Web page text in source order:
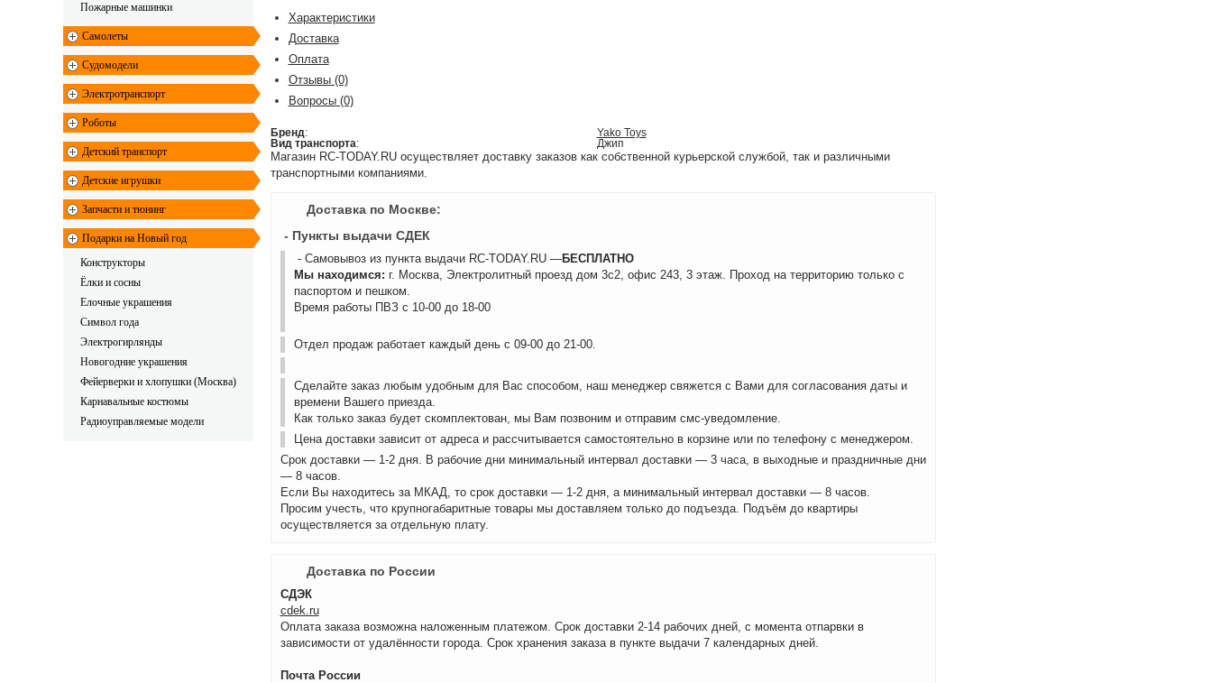
Пожарные машинки
Самолеты
Судомодели
Электротранспорт
Роботы
Детский транспорт
Детские игрушки
Запчасти и тюнинг
Подарки на Новый год
Конструкторы
Ёлки и сосны
Елочные украшения
Символ года
Электрогирлянды
Новогодние украшения
Фейерверки и хлопушки (Москва)
Карнавальные костюмы
Радиоуправляемые модели
Характеристики
Доставка
Оплата
Отзывы(0)
Вопросы(0)
Бренд:
Yako Toys
Вид транспорта: Джип
Магазин RC-TODAY.RU осуществляет доставку заказов как собственной курьерской службой, так и различными
транспортными компаниями.
Доставка по Москве:
- Пункты выдачи СДЕК
- Самовывоз из пункта выдачи RC-TODAY.RU —БЕСПЛАТНО
Мы находимся: г. Москва, Электролитный проезд дом 3с2, офис 243, 3 этаж. Проход на территорию только с
паспортом и пешком.
Время работы ПВЗ с 10-00 до 18-00
Отдел продаж работает каждый день с 09-00 до 21-00.
Сделайте заказ любым удобным для Вас способом, наш менеджер свяжется с Вами для согласования даты и
времени Вашего приезда.
Как только заказ будет скомплектован, мы Вам позвоним и отправим смс-уведомление.
Цена доставки зависит от адреса и рассчитывается самостоятельно в корзине или по телефону с менеджером.
Срок доставки — 1-2 дня. В рабочие дни минимальный интервал доставки — 3 часа, в выходные и праздничные дни
— 8 часов.
Если Вы находитесь за МКАД, то срок доставки — 1-2 дня, а минимальный интервал доставки — 8 часов.
Просим учесть, что крупногабаритные товары мы доставляем только до подъезда. Подъём до квартиры
осуществляется за отдельную плату.
Доставка по России
СДЭК
cdek.ru
Оплата заказа возможна наложенным платежом. Срок доставки 2-14 рабочих дней, с момента отпарвки в
зависимости от удалённости города. Срок хранения заказа в пункте выдачи 7 календарных дней.
Почта России